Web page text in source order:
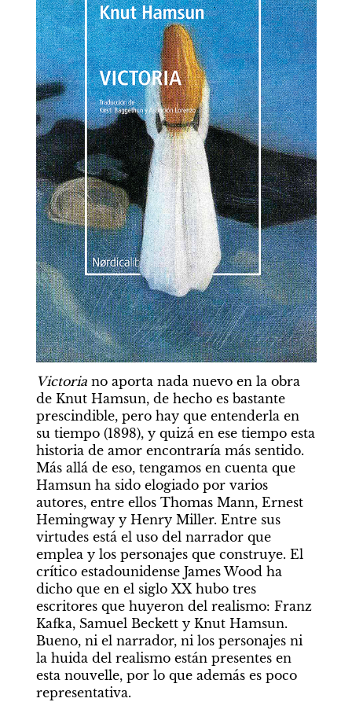
Victoria no aporta nada nuevo en la obra
de Knut Hamsun, de hecho es bastante
prescindible, pero hay que entenderla en
su tiempo (1898), y quizá en ese tiempo esta
historia de amor encontraría más sentido.
Más allá de eso, tengamos en cuenta que
Hamsun ha sido elogiado por varios
autores, entre ellos Thomas Mann, Ernest
Hemingway y Henry Miller. Entre sus
virtudes está el uso del narrador que
emplea y los personajes que construye. El
crítico estadounidense James Wood ha
dicho que en el siglo XX hubo tres
escritores que huyeron del realismo: Franz
Kafka, Samuel Beckett y Knut Hamsun.
Bueno, ni el narrador, ni los personajes ni
la huida del realismo están presentes en
esta nouvelle, por lo que además es poco
representativa.